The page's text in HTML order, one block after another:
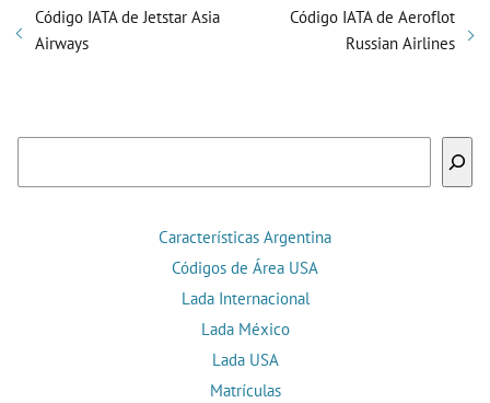
Código IATA de Jetstar Asia
Airways
Código IATA de Aeroflot
Russian Airlines
Características Argentina
Códigos de Área USA
Lada Internacional
Lada México
Lada USA
Matrículas